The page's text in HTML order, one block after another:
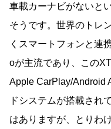
車載カーナビがないと
そうです。世界のトレ
くスマートフォンと連
oが主流であり、この
Apple CarPlay/Android
ドシステムが搭載され
はありますが、とりわ